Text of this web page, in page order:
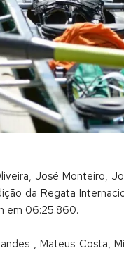
José Monteiro,
da Regata
em 06:25.860.
, Mateus Costa,